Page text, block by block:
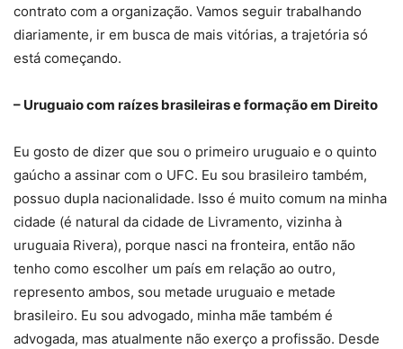
contrato com a organização. Vamos seguir trabalhando
diariamente, ir em busca de mais vitórias, a trajetória só
está começando.
– Uruguaio com raízes brasileiras e formação em Direito
Eu gosto de dizer que sou o primeiro uruguaio e o quinto
gaúcho a assinar com o UFC. Eu sou brasileiro também,
possuo dupla nacionalidade. Isso é muito comum na minha
cidade (é natural da cidade de Livramento, vizinha à
uruguaia Rivera), porque nasci na fronteira, então não
tenho como escolher um país em relação ao outro,
represento ambos, sou metade uruguaio e metade
brasileiro. Eu sou advogado, minha mãe também é
advogada, mas atualmente não exerço a profissão. Desde